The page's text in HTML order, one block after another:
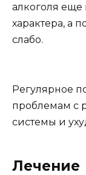
алкоголя еще
характера, а
слабо.
Регулярное
проблемам с
системы и
Лечение